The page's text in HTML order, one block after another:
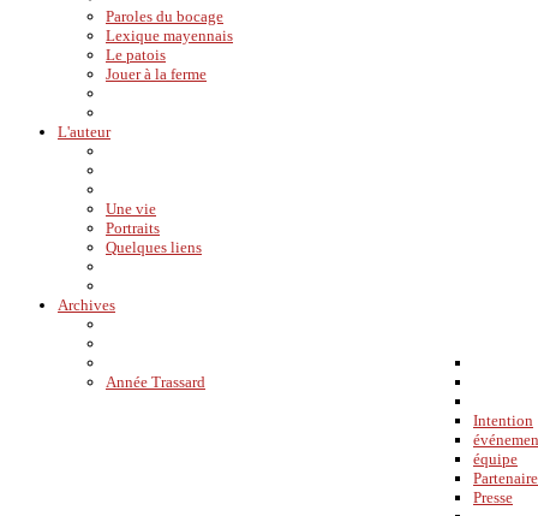
Paroles du bocage
Lexique mayennais
Le patois
Jouer à la ferme
L'auteur
Une vie
Portraits
Quelques liens
Archives
Année Trassard
Intention
équipe
Presse